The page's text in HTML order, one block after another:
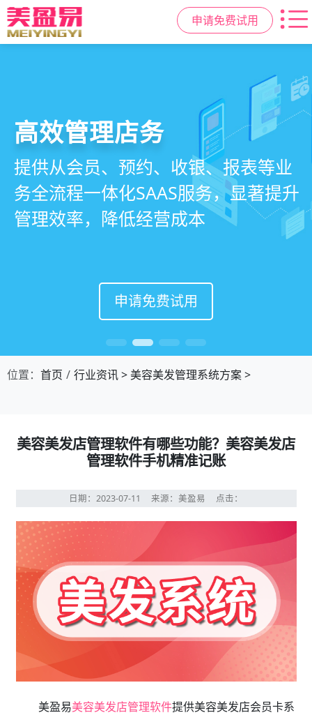
申请免费试用
美容美发管理系统
店务+拓客+020一体化，一站式解决
美发门店经营管理需求
申请免费试用
高效管理店务
提供从会员、预约、收银、报表等业
务全流程一体化SAAS服务，显著提升
管理效率，降低经营成本
申请免费试用
社交裂变拓客
基于拼团、砍价、分销、异业合作等
网红社交营销玩法，海量爆款方案一
键套用，快速引爆门店客流
申请免费试用
小程序商城
小程序链接商家、手艺人、客户，打
通线上线下，让口碑传播有抓手，赋
能社交裂变，盘活私域流量
申请免费试用
位置： 首页 行业资讯>美容美发管理系统方案>
美容美发店管理软件有哪些功能？美容美发店
管理软件手机精准记账
日期：2023-07-11 来源：美盈易 点击：
美盈易美容美发店管理软件提供美容美发店会员卡系